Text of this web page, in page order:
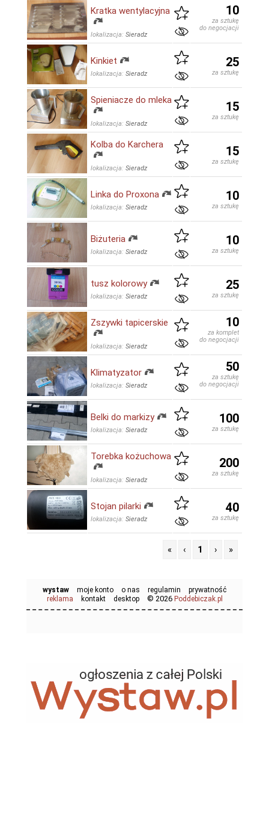
Kratka wentylacyjna
lokalizacja: Sieradz
10
za sztukę
do negocjacji
Kinkiet
lokalizacja: Sieradz
25
za sztukę
Spieniacze do mleka
lokalizacja: Sieradz
15
za sztukę
Kolba do Karchera
lokalizacja: Sieradz
15
za sztukę
Linka do Proxona
lokalizacja: Sieradz
10
za sztukę
Biżuteria
lokalizacja: Sieradz
10
za sztukę
tusz kolorowy
lokalizacja: Sieradz
25
za sztukę
Zszywki tapicerskie
lokalizacja: Sieradz
10
za komplet
do negocjacji
Klimatyzator
lokalizacja: Sieradz
50
za sztukę
do negocjacji
Belki do markizy
lokalizacja: Sieradz
100
za sztukę
Torebka kożuchowa
lokalizacja: Sieradz
200
za sztukę
Stojan pilarki
lokalizacja: Sieradz
40
za sztukę
« ‹ 1 › »
wystaw moje konto o nas regulamin
prywatność
reklama
kontakt desktop © 2026 Poddebiczak.pl